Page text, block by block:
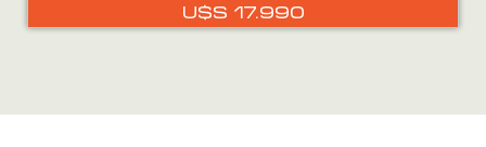
U$S 17.990